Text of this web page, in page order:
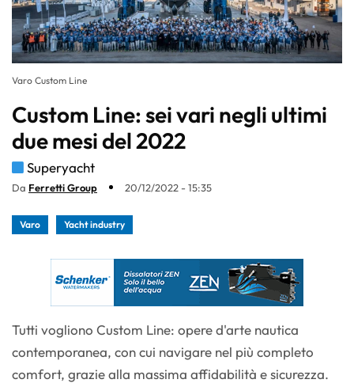
Varo Custom Line
Custom Line: sei vari negli ultimi
due mesi del 2022
Superyacht
Da Ferretti Group 20/12/2022 - 15:35
Varo Yacht industry
Tutti vogliono Custom Line: opere d'arte nautica
contemporanea, con cui navigare nel più completo
comfort, grazie alla massima affidabilità e sicurezza.